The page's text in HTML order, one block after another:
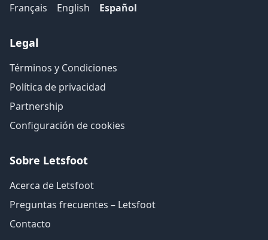
Français English Español
Legal
Términos y Condiciones
Política de privacidad
Partnership
Configuración de cookies
Sobre Letsfoot
Acerca de Letsfoot
Preguntas frecuentes – Letsfoot
Contacto